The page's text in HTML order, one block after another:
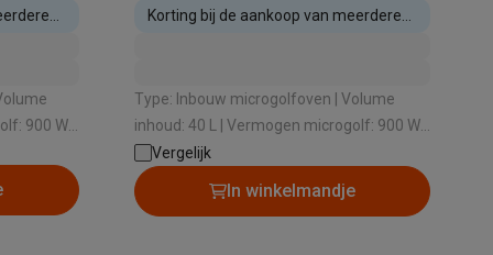
900 W |
mm
Korting bij de aankoop van meerdere
Type: Inbouw microgolfoven | Volume
inhoud: 40 L | Vermogen microgolf: 900 W |
Draaischotel: Ja | Nishoogte: 450 mm
Vergelijk
In winkelmandje